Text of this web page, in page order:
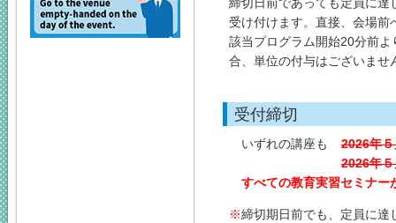
受け付けます。直接、会場前
該当プログラム開始20分前
合、単位の付与はございませ
受付締切
いずれの講座も 2026年
2026年
すべての教育実習セミナー
締切期日前でも、定員に達